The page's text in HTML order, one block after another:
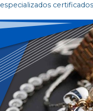
especializados